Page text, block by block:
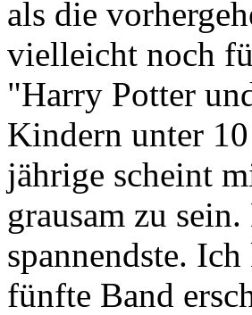
als die
vielleicht noch
"Harry Potter
Kindern unter
jährige scheint
grausam zu
spannendste.
fünfte Band